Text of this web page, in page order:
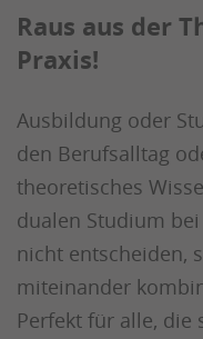
Raus aus der
Praxis!
Ausbildung oder
den Berufsalltag
theoretisches
dualen Studium
nicht entscheiden,
miteinander
Perfekt für alle,